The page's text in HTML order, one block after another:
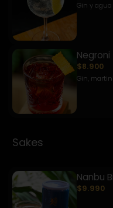
Gin y agua
Negroni
$8.900
Gin,
Sakes
Nanbu
$9.990